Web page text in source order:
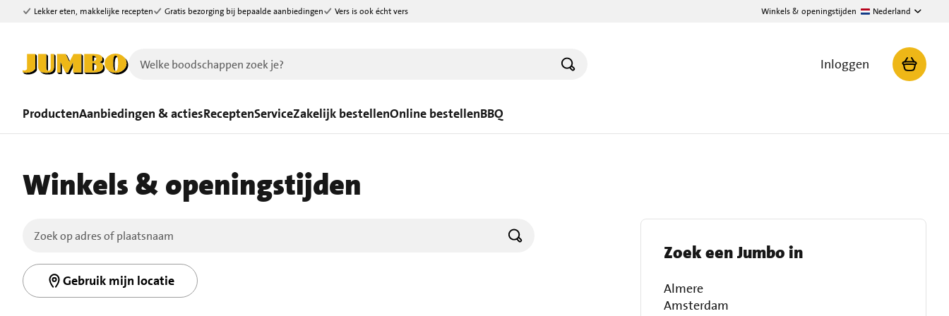
Ga naar zoeken
Ga naar hoofdinhoud
Lekker eten, makkelijke recepten Gratis bezorging bij bepaalde aanbiedingen Vers is ook écht vers Winkels & openingstijden Nederland
Inloggen
ProductenAanbiedingen & actiesReceptenServiceZakelijk bestellenOnline bestellenBBQ
Winkels & openingstijden
Gebruik mijn locatie
Zoek een Jumbo in
Almere
Amsterdam